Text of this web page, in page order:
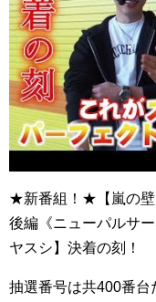
★新番組！★【嵐の壁
後編《ニューパルサ
ヤスシ】決着の刻！
抽選番号は共400番台